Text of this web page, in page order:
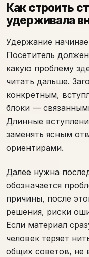
Как строить
удерживала
Удержание
Посетитель
какую проблему
читать дальше.
конкретным,
блоки —
Длинные
заменять ясным
ориентирами.
Далее нужна
обозначается
причины, после
решения, риски
Если материал
человек теряет
общих советов, не